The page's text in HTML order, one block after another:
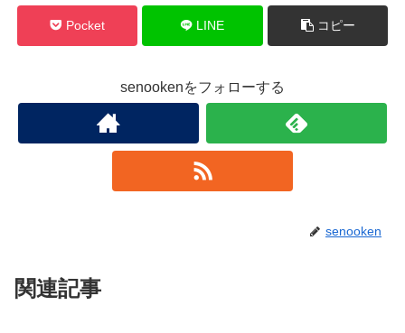
Pocket LINE コピー
senookenをフォローする
senooken
関連記事